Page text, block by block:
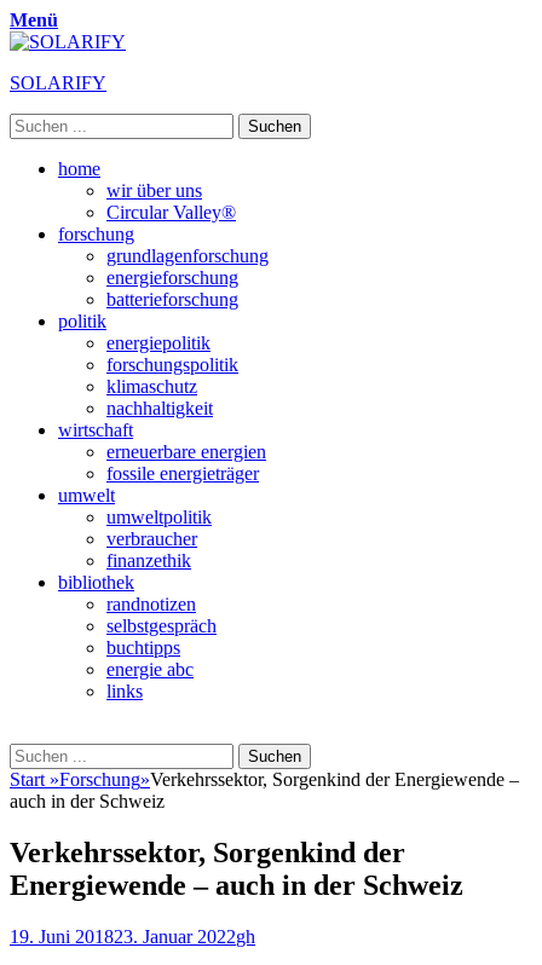
Menü
SOLARIFY
Suchen
nach:
Primäres
Zum
home
wir über uns
Circular Valley®
forschung
grundlagenforschung
energieforschung
batterieforschung
politik
energiepolitik
forschungspolitik
klimaschutz
nachhaltigkeit
wirtschaft
erneuerbare energien
fossile energieträger
umwelt
umweltpolitik
verbraucher
finanzethik
bibliothek
randnotizen
selbstgespräch
buchtipps
energie abc
links
Suchen
Suchen
nach:
Start »Forschung»Verkehrssektor, Sorgenkind der Energiewende –
auch in der Schweiz
Verkehrssektor, Sorgenkind der
Energiewende – auch in der Schweiz
Veröffentlicht
19. Juni 201823. Januar 2022Autor
gh